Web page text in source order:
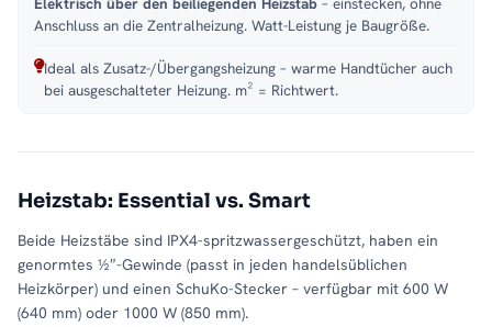
Anschluss an die Zentralheizung. Watt-Leistung je Baugröße.
Ideal als Zusatz-/Übergangsheizung – warme Handtücher auch
bei ausgeschalteter Heizung. m² = Richtwert.
Heizstab: Essential vs. Smart
Beide Heizstäbe sind IPX4-spritzwassergeschützt, haben ein
genormtes ½″-Gewinde (passt in jeden handelsüblichen
Heizkörper) und einen SchuKo-Stecker – verfügbar mit 600 W
(640 mm) oder 1000 W (850 mm).